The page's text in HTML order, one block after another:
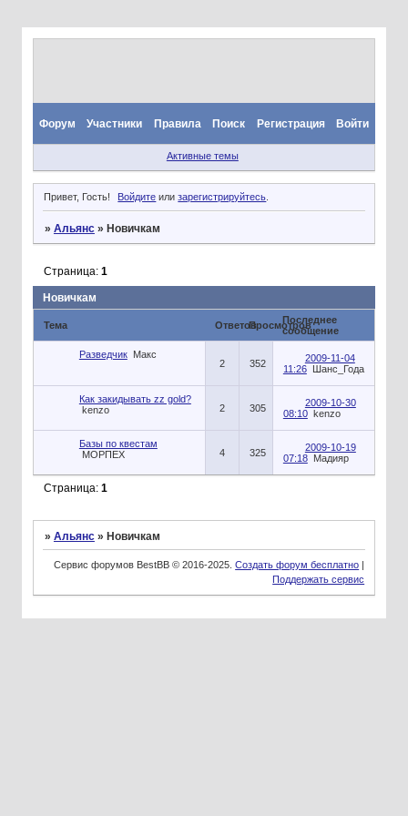
Форум Участники Правила Поиск Регистрация Войти
Активные темы
Привет, Гость! Войдите илизарегистрируйтесь.
» Альянс » Новичкам
Новичкам
Страница: 1
Тема ОтветовПросмотровПоследнее
сообщение
Разведчик Макс
2
352
2009-11-04
11:26
Шанс_Года
Как закидывать zz gold?
kenzo
2 305
2009-10-30
08:10 kenzo
Базы по квестам
МОРПЕХ
4 325
2009-10-19
07:18 Мадияр
Страница: 1
» Альянс » Новичкам
Сервис форумов BestBB © 2016-2025.Создать форум бесплатно
Поддержать сервис